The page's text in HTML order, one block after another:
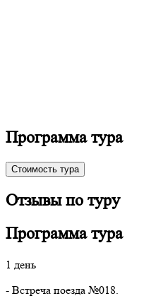
Программа тура
Стоимость тура
Отзывы по туру
Программа тура
1 день
- Встреча поезда №018.